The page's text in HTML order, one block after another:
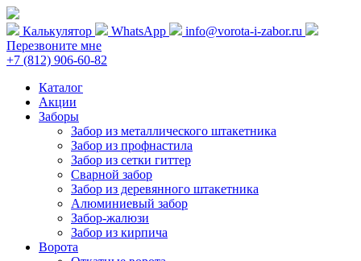
Калькулятор WhatsApp
info@vorota-i-zabor.ru
Перезвоните мне
+7 (812) 906-60-82
Каталог
Акции
Заборы
Забор из металлического штакетника
Забор из профнастила
Забор из сетки гиттер
Сварной забор
Забор из деревянного штакетника
Алюминиевый забор
Забор-жалюзи
Забор из кирпича
Ворота